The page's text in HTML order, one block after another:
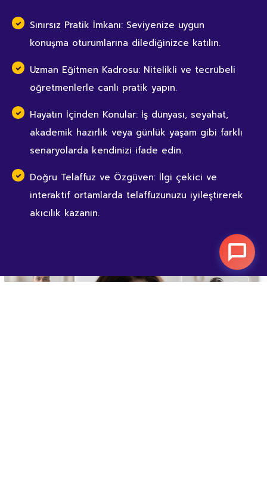
Sınırsız Pratik İmkanı: Seviyenize uygun
konuşma oturumlarına dilediğinizce katılın.
Uzman Eğitmen Kadrosu: Nitelikli ve tecrübeli
öğretmenlerle canlı pratik yapın.
Hayatın İçinden Konular: İş dünyası, seyahat,
akademik hazırlık veya günlük yaşam gibi farklı
senaryolarda kendinizi ifade edin.
Doğru Telaffuz ve Özgüven: İlgi çekici ve
interaktif ortamlarda telaffuzunuzu iyileştirerek
akıcılık kazanın.